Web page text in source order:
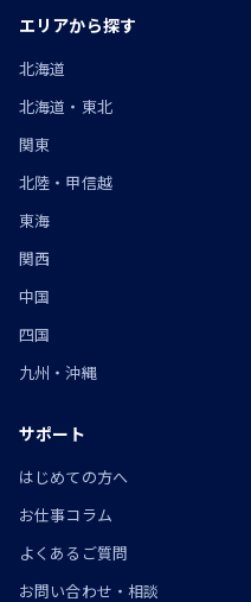
エリアから探す
北海道
北海道・東北
関東
北陸・甲信越
東海
関西
中国
四国
九州・沖縄
サポート
はじめての方へ
お仕事コラム
よくあるご質問
お問い合わせ・相談